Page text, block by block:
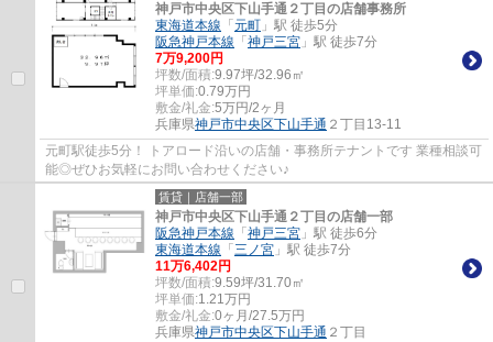
神戸市中央区下山手通２丁目の店舗事務所
東海道本線 「 元町 」駅 徒歩5分
阪急神戸本線 「 神戸三宮 」駅 徒歩7分
7万9,200円
坪数/面積:9.97坪/32.96㎡
坪単価:0.79万円
敷金/礼金:5万円/2ヶ月
兵庫県神戸市中央区下山手通 ２丁目13-11
元町駅徒歩5分！ トアロード沿いの店舗・事務所テナントです 業種相談可
能◎ぜひお気軽にお問い合わせください♪
賃貸｜店舗一部
神戸市中央区下山手通２丁目の店舗一部
阪急神戸本線 「 神戸三宮 」駅 徒歩6分
東海道本線 「 三ノ宮 」駅 徒歩7分
11万6,402円
坪数/面積:9.59坪/31.70㎡
坪単価:1.21万円
敷金/礼金:0ヶ月/27.5万円
兵庫県神戸市中央区下山手通 ２丁目